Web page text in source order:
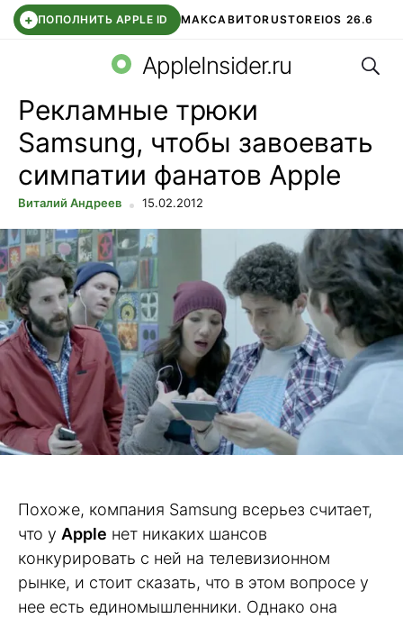
+ ПОПОЛНИТЬ APPLE ID МАКСАВИТОRUSTOREIOS 26.6
СБЕР КИДС ВТБ ОНЛАЙН ЧАТ В ROBLOX
AppleInsider.ru
Рекламные трюки
Samsung, чтобы завоевать
симпатии фанатов Apple
Виталий Андреев 15.02.2012
Похоже, компания Samsung всерьез считает,
что у Apple нет никаких шансов
конкурировать с ней на телевизионном
рынке, и стоит сказать, что в этом вопросе у
нее есть единомышленники. Однако она